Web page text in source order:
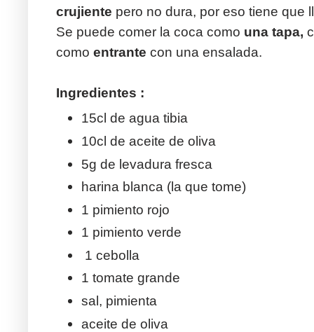
crujiente pero no dura, por eso tiene que
Se puede comer la coca como una tapa,
como entrante con una ensalada.
Ingredientes :
15cl de agua tibia
10cl de aceite de oliva
5g de levadura fresca
harina blanca (la que tome)
1 pimiento rojo
1 pimiento verde
1 cebolla
1 tomate grande
sal, pimienta
aceite de oliva